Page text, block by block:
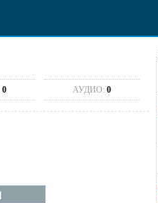
0 АУДИО: 0